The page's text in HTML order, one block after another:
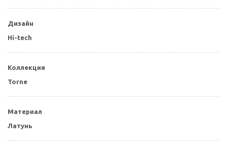
Дизайн
Hi-tech
Коллекция
Torne
Материал
Латунь